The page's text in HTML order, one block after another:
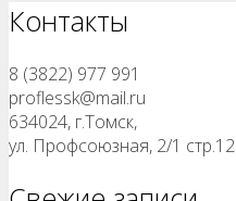
Контакты
8 (3822) 977 991
proflessk@mail.ru
634024, г.Томск,
ул. Профсоюзная, 2/1 стр.12